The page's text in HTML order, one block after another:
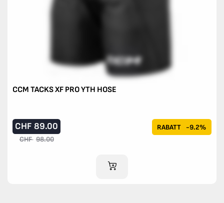
CCM TACKS XF PRO YTH HOSE
RABATT -9.2%
CHF 89.00
CHF 98.00
IM WARENKORB